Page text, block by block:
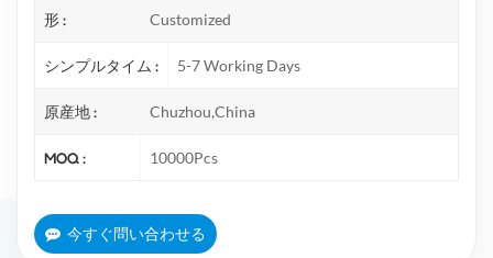
形 : Customized
シンプルタイム : 5-7 Working Days
原産地 : Chuzhou,China
MOQ : 10000Pcs
今すぐ問い合わせる